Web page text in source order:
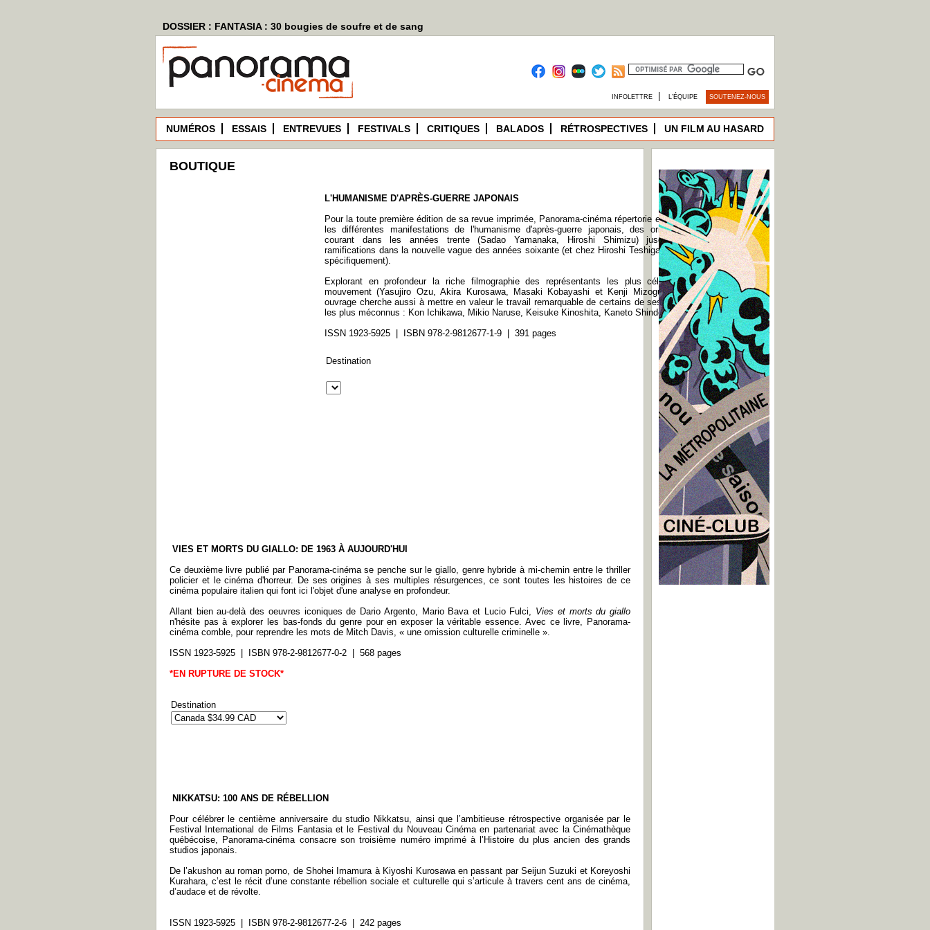
DOSSIER : FANTASIA : 30 bougies de soufre et de sang
INFOLETTRE L’ÉQUIPE SOUTENEZ-NOUS
NUMÉROS ESSAIS ENTREVUES FESTIVALS CRITIQUES BALADOS RÉTROSPECTIVES UN FILM AU HASARD
BOUTIQUE
L'HUMANISME D'APRÈS-GUERRE JAPONAIS
Pour la toute première édition de sa revue imprimée, Panorama-cinéma répertorie et analyse
les différentes manifestations de l'humanisme d'après-guerre japonais, des origines du
courant dans les années trente (Sadao Yamanaka, Hiroshi Shimizu) jusqu'à ses
ramifications dans la nouvelle vague des années soixante (et chez Hiroshi Teshigahara plus
spécifiquement).
Explorant en profondeur la riche filmographie des représentants les plus célèbres du
mouvement (Yasujiro Ozu, Akira Kurosawa, Masaki Kobayashi et Kenji Mizoguchi), cet
ouvrage cherche aussi à mettre en valeur le travail remarquable de certains de ses artisans
les plus méconnus : Kon Ichikawa, Mikio Naruse, Keisuke Kinoshita, Kaneto Shindo.
ISSN 1923-5925 | ISBN 978-2-9812677-1-9 | 391 pages
Destination
VIES ET MORTS DU GIALLO: DE 1963 À AUJOURD'HUI
Ce deuxième livre publié par Panorama-cinéma se penche sur le giallo, genre hybride à mi-chemin entre le thriller
policier et le cinéma d'horreur. De ses origines à ses multiples résurgences, ce sont toutes les histoires de ce
cinéma populaire italien qui font ici l'objet d'une analyse en profondeur.
Allant bien au-delà des oeuvres iconiques de Dario Argento, Mario Bava et Lucio Fulci, Vies et morts du giallo
n'hésite pas à explorer les bas-fonds du genre pour en exposer la véritable essence. Avec ce livre, Panorama-
cinéma comble, pour reprendre les mots de Mitch Davis, « une omission culturelle criminelle ».
ISSN 1923-5925 | ISBN 978-2-9812677-0-2 | 568 pages
*EN RUPTURE DE STOCK*
Destination
NIKKATSU: 100 ANS DE RÉBELLION
Pour célébrer le centième anniversaire du studio Nikkatsu, ainsi que l’ambitieuse rétrospective organisée par le
Festival International de Films Fantasia et le Festival du Nouveau Cinéma en partenariat avec la Cinémathèque
québécoise, Panorama-cinéma consacre son troisième numéro imprimé à l’Histoire du plus ancien des grands
studios japonais.
De l’akushon au roman porno, de Shohei Imamura à Kiyoshi Kurosawa en passant par Seijun Suzuki et Koreyoshi
Kurahara, c’est le récit d’une constante rébellion sociale et culturelle qui s’articule à travers cent ans de cinéma,
d’audace et de révolte.
ISSN 1923-5925 | ISBN 978-2-9812677-2-6 | 242 pages